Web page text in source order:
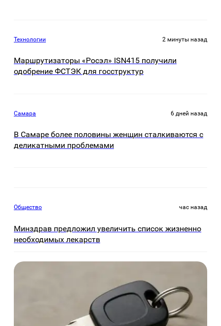
Технологии 2 минуты назад
Маршрутизаторы «Росэл» ISN415 получили
одобрение ФСТЭК для госструктур
Самара 6 дней назад
В Самаре более половины женщин сталкиваются с
деликатными проблемами
Общество час назад
Минздрав предложил увеличить список жизненно
необходимых лекарств